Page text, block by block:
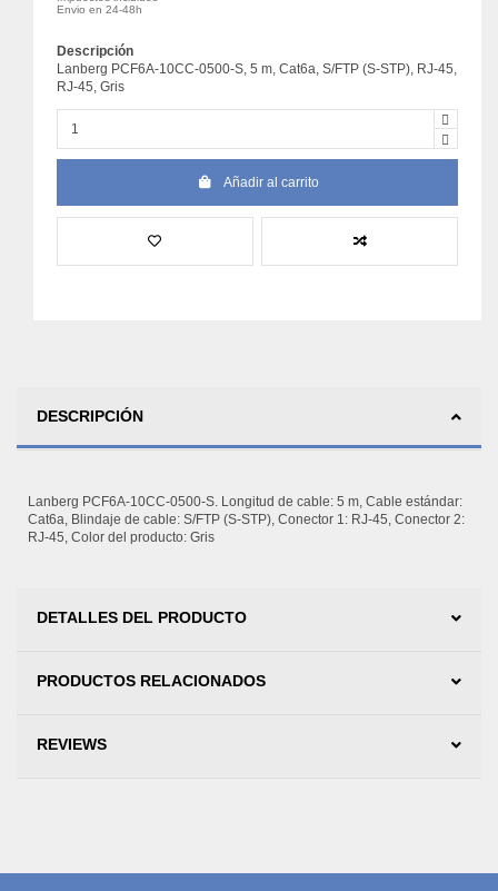
Envio en 24-48h
Descripción
Lanberg PCF6A-10CC-0500-S, 5 m, Cat6a, S/FTP (S-STP), RJ-45,
RJ-45, Gris
Añadir al carrito
DESCRIPCIÓN
Lanberg PCF6A-10CC-0500-S. Longitud de cable: 5 m, Cable estándar:
Cat6a, Blindaje de cable: S/FTP (S-STP), Conector 1: RJ-45, Conector 2:
RJ-45, Color del producto: Gris
DETALLES DEL PRODUCTO
PRODUCTOS RELACIONADOS
REVIEWS